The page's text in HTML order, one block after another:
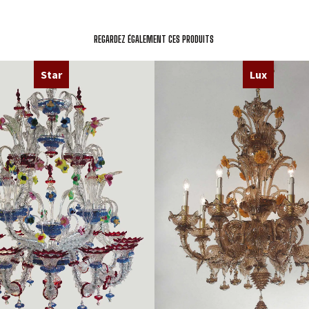
REGARDEZ ÉGALEMENT CES PRODUITS
Star Lux